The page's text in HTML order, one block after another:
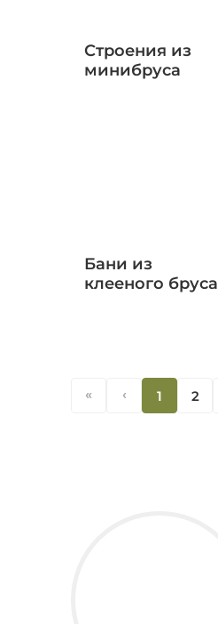
Строения из
минибруса
Бани из
клееного бруса
« ‹ 1 2